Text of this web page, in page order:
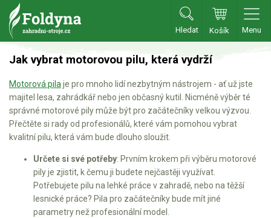
Hledat Košík Menu
Zahradní traktory
Zahradní traktory
Zahradní ridery
Aku traktory
Sekačky
Benzínové sekačky
Jak vybrat motorovou pilu, která vydrží
Motorová pilaje pro mnoho lidí nezbytným nástrojem - ať už jste
majitel lesa, zahrádkář nebo jen občasný kutil. Nicméně výběr té
správné motorové pily může být pro začátečníky velkou výzvou.
Přečtěte si rady od profesionálů, které vám pomohou vybrat
kvalitní pilu, která vám bude dlouho sloužit.
Určete si své potřeby: Prvním krokem při výběru motorové
pily je zjistit, k čemu ji budete nejčastěji využívat.
Potřebujete pilu na lehké práce v zahradě, nebo na těžší
lesnické práce? Pila pro začátečníky bude mít jiné
parametry než profesionální model.